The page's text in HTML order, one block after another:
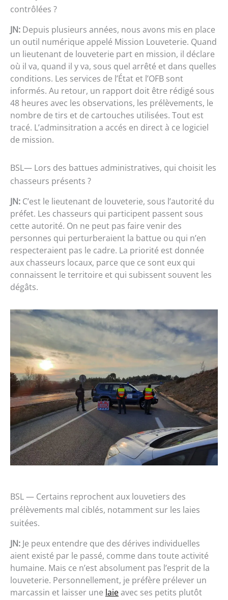
contrôlées ?
JN: Depuis plusieurs années, nous avons mis en place
un outil numérique appelé Mission Louveterie. Quand
un lieutenant de louveterie part en mission, il déclare
où il va, quand il y va, sous quel arrêté et dans quelles
conditions. Les services de l’État et l’OFB sont
informés. Au retour, un rapport doit être rédigé sous
48 heures avec les observations, les prélèvements, le
nombre de tirs et de cartouches utilisées. Tout est
tracé. L’adminsitration a accés en direct à ce logiciel
de mission.
BSL— Lors des battues administratives, qui choisit les
chasseurs présents ?
JN: C’est le lieutenant de louveterie, sous l’autorité du
préfet. Les chasseurs qui participent passent sous
cette autorité. On ne peut pas faire venir des
personnes qui perturberaient la battue ou qui n’en
respecteraient pas le cadre. La priorité est donnée
aux chasseurs locaux, parce que ce sont eux qui
connaissent le territoire et qui subissent souvent les
dégâts.
BSL — Certains reprochent aux louvetiers des
prélèvements mal ciblés, notamment sur les laies
suitées.
JN: Je peux entendre que des dérives individuelles
aient existé par le passé, comme dans toute activité
humaine. Mais ce n’est absolument pas l’esprit de la
louveterie. Personnellement, je préfère prélever un
marcassin et laisser une laieavec ses petits plutôt